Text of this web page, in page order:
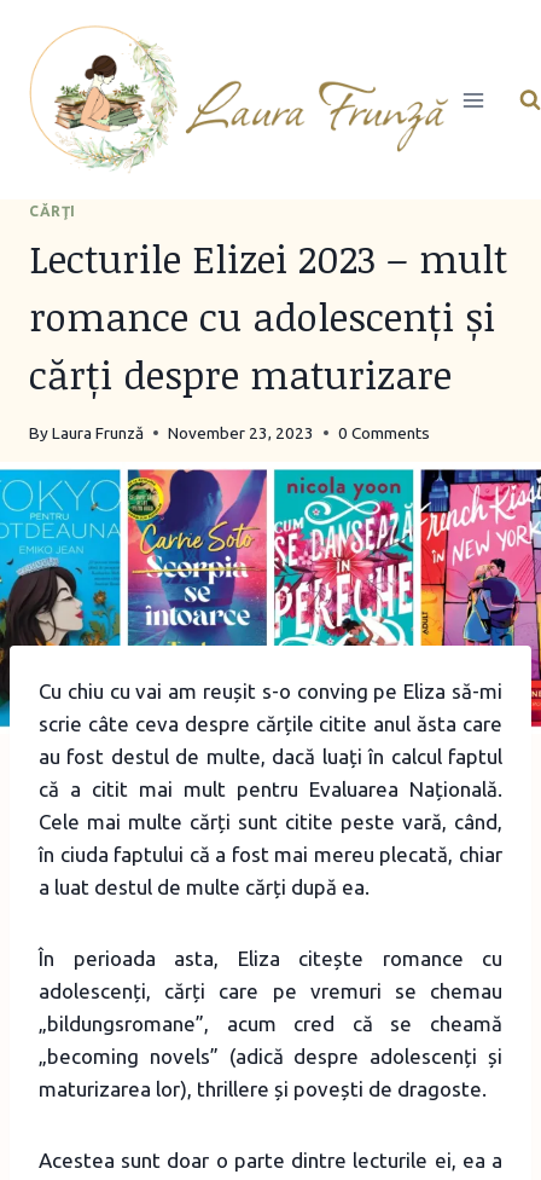
content
CĂRŢI
Lecturile Elizei 2023 – mult
romance cu adolescenți și
cărți despre maturizare
ByLaura Frunză November 23, 2023 0 Comments
Cu chiu cu vai am reușit s-o conving pe Eliza să-mi
scrie câte ceva despre cărțile citite anul ăsta care
au fost destul de multe, dacă luați în calcul faptul
că a citit mai mult pentru Evaluarea Națională.
Cele mai multe cărți sunt citite peste vară, când,
în ciuda faptului că a fost mai mereu plecată, chiar
a luat destul de multe cărți după ea.
În perioada asta, Eliza citește romance cu
adolescenți, cărți care pe vremuri se chemau
„bildungsromane”, acum cred că se cheamă
„becoming novels” (adică despre adolescenți și
maturizarea lor), thrillere și povești de dragoste.
Acestea sunt doar o parte dintre lecturile ei, ea a